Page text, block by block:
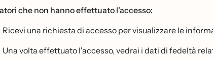
che non hanno effettuato l'accesso:
Ricevi una richiesta di accesso per visualizzare le
Una volta effettuato l'accesso, vedrai i dati di fedeltà